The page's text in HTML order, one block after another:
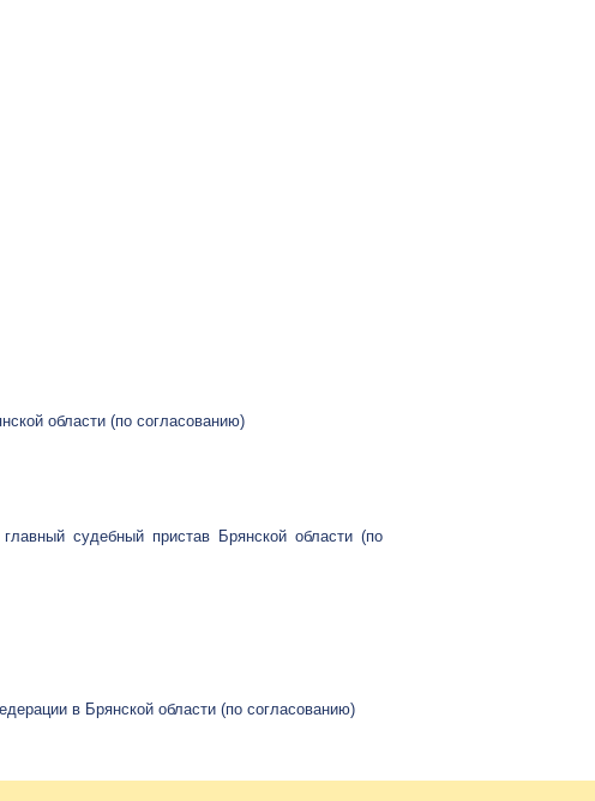
области (по согласованию)
судебный пристав Брянской области (по
в Брянской области (по согласованию)